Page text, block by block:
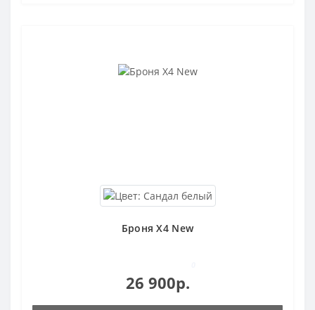
Броня X4 New
26 900р.